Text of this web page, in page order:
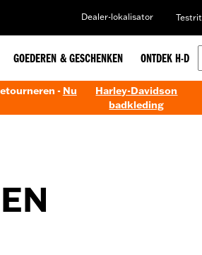
Dealer-lokalisator Testrit
GOEDEREN & GESCHENKEN ONTDEK H-D
- Nu
Harley-Davidson
badkleding